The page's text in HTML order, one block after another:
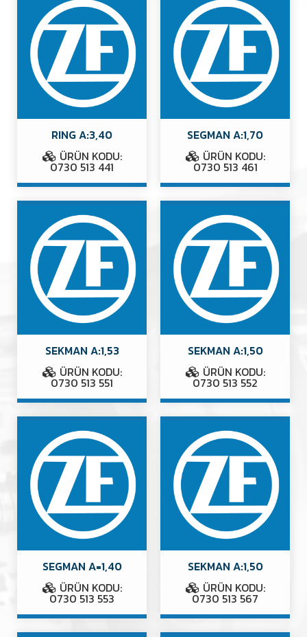
RING A:3,40
ÜRÜN KODU:
0730 513 441
SEGMAN A:1,70
ÜRÜN KODU:
0730 513 461
SEKMAN A:1,53
ÜRÜN KODU:
0730 513 551
SEKMAN A:1,50
ÜRÜN KODU:
0730 513 552
SEGMAN A=1,40
ÜRÜN KODU:
0730 513 553
SEKMAN A:1,50
ÜRÜN KODU:
0730 513 567